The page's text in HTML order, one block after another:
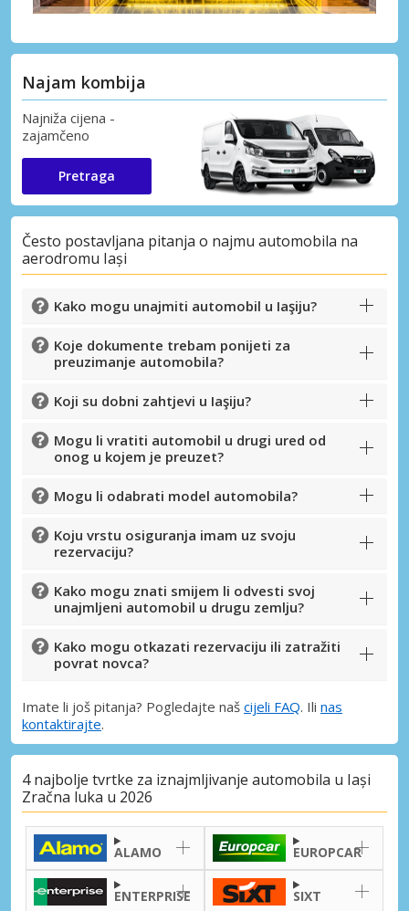
Najam kombija
Najniža cijena -
zajamčeno
Pretraga
Često postavljana pitanja o najmu automobila na
aerodromu Iași
Kako mogu unajmiti automobil u Iaşiju?
Koje dokumente trebam ponijeti za
preuzimanje automobila?
Koji su dobni zahtjevi u Iaşiju?
Mogu li vratiti automobil u drugi ured od
onog u kojem je preuzet?
Mogu li odabrati model automobila?
Koju vrstu osiguranja imam uz svoju
rezervaciju?
Kako mogu znati smijem li odvesti svoj
unajmljeni automobil u drugu zemlju?
Kako mogu otkazati rezervaciju ili zatražiti
povrat novca?
Imate li još pitanja? Pogledajte naš cijeli FAQ. Ili nas
kontaktirajte.
4 najbolje tvrtke za iznajmljivanje automobila u Iași
Zračna luka u 2026
ALAMO EUROPCAR
ENTERPRISE SIXT